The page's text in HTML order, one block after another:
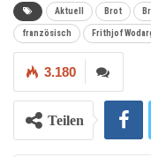
Aktuell Brot
französisch Frithjof
3.180
Teilen